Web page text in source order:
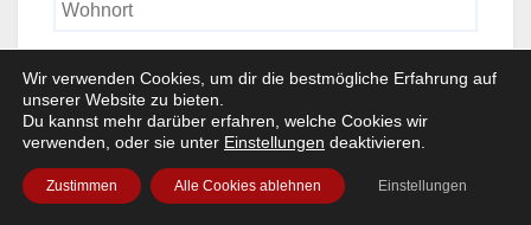
Ww enthält Banner + Pay-Links
Wir verwenden Cookies, um dir die bestmögliche Erfahrung auf
unserer Website zu bieten.
Du kannst mehr darüber erfahren, welche Cookies wir
verwenden, oder sie unter Einstellungen deaktivieren.
Zustimmen Alle Cookies ablehnen Einstellungen